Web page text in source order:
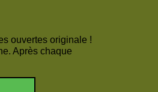
ouvertes originale !
Après chaque